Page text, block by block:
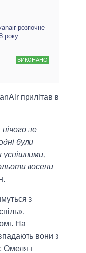
розпочне
року
ВИКОНАНО
прилітав в
не
були
успішними,
восени
з
На
вони з
Омелян